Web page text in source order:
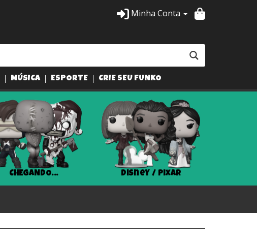
Minha Conta
MÚSICA ESPORTE CRIE SEU FUNKO
CHEGANDO... Disney / Pixar